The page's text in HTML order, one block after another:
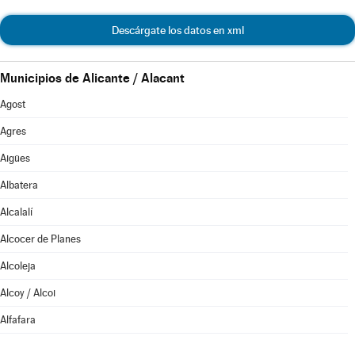
Descárgate los datos en xml
Municipios de Alicante / Alacant
Agost
Agres
Aigües
Albatera
Alcalalí
Alcocer de Planes
Alcoleja
Alcoy / Alcoi
Alfafara